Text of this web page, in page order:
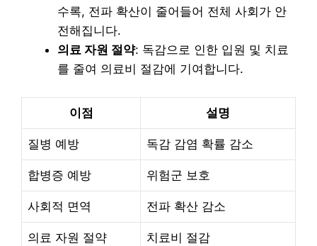
수록, 전파 확산이 줄어들어 전체 사회가 안
전해집니다.
의료 자원 절약: 독감으로 인한 입원 및 치료
를 줄여 의료비 절감에 기여합니다.
이점 설명
질병 예방 독감 감염 확률 감소
합병증 예방 위험군 보호
사회적 면역 전파 확산 감소
의료 자원 절약 치료비 절감